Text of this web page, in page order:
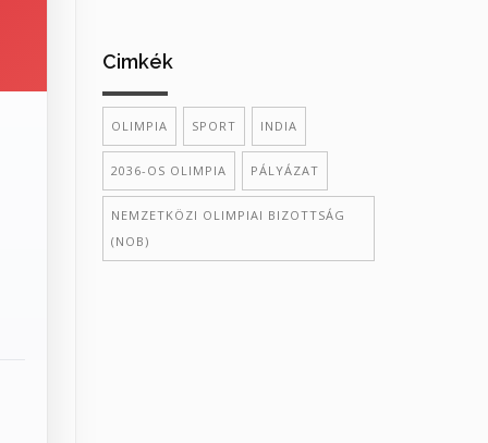
Cimkék
OLIMPIA SPORT INDIA
2036-OS OLIMPIA PÁLYÁZAT
NEMZETKÖZI OLIMPIAI BIZOTTSÁG
(NOB)